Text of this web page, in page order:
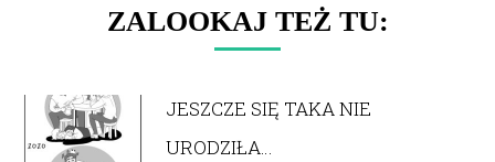
ZALOOKAJ TEŻ TU:
JESZCZE SIĘ TAKA NIE
URODZIŁA…